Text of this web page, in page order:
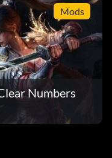
Mods
Numbers